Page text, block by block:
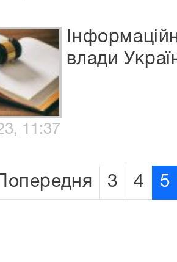
влади
11:37
Попередня 3 4 5